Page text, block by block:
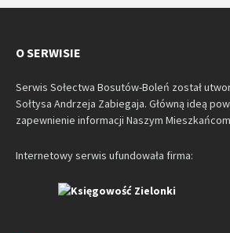
O SERWISIE
Serwis Sołectwa Bosutów-Boleń został
Sołtysa Andrzeja Zabiegaja. Główną ideą
zapewnienie informacji Naszym
Internetowy serwis ufundowała firma: